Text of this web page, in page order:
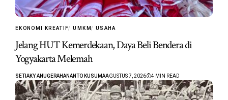
EKONOMI KREATIF UMKM USAHA
Jelang HUT Kemerdekaan, Daya Beli Bendera di
Yogyakarta Melemah
SETIAKY ANUGERAHANANTO KUSUMAAGUSTUS 7, 2026 4 MIN READ